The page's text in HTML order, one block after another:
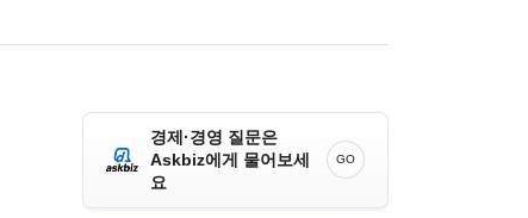
경제·경영 질문은
Askbiz에게 물어보세
요
GO